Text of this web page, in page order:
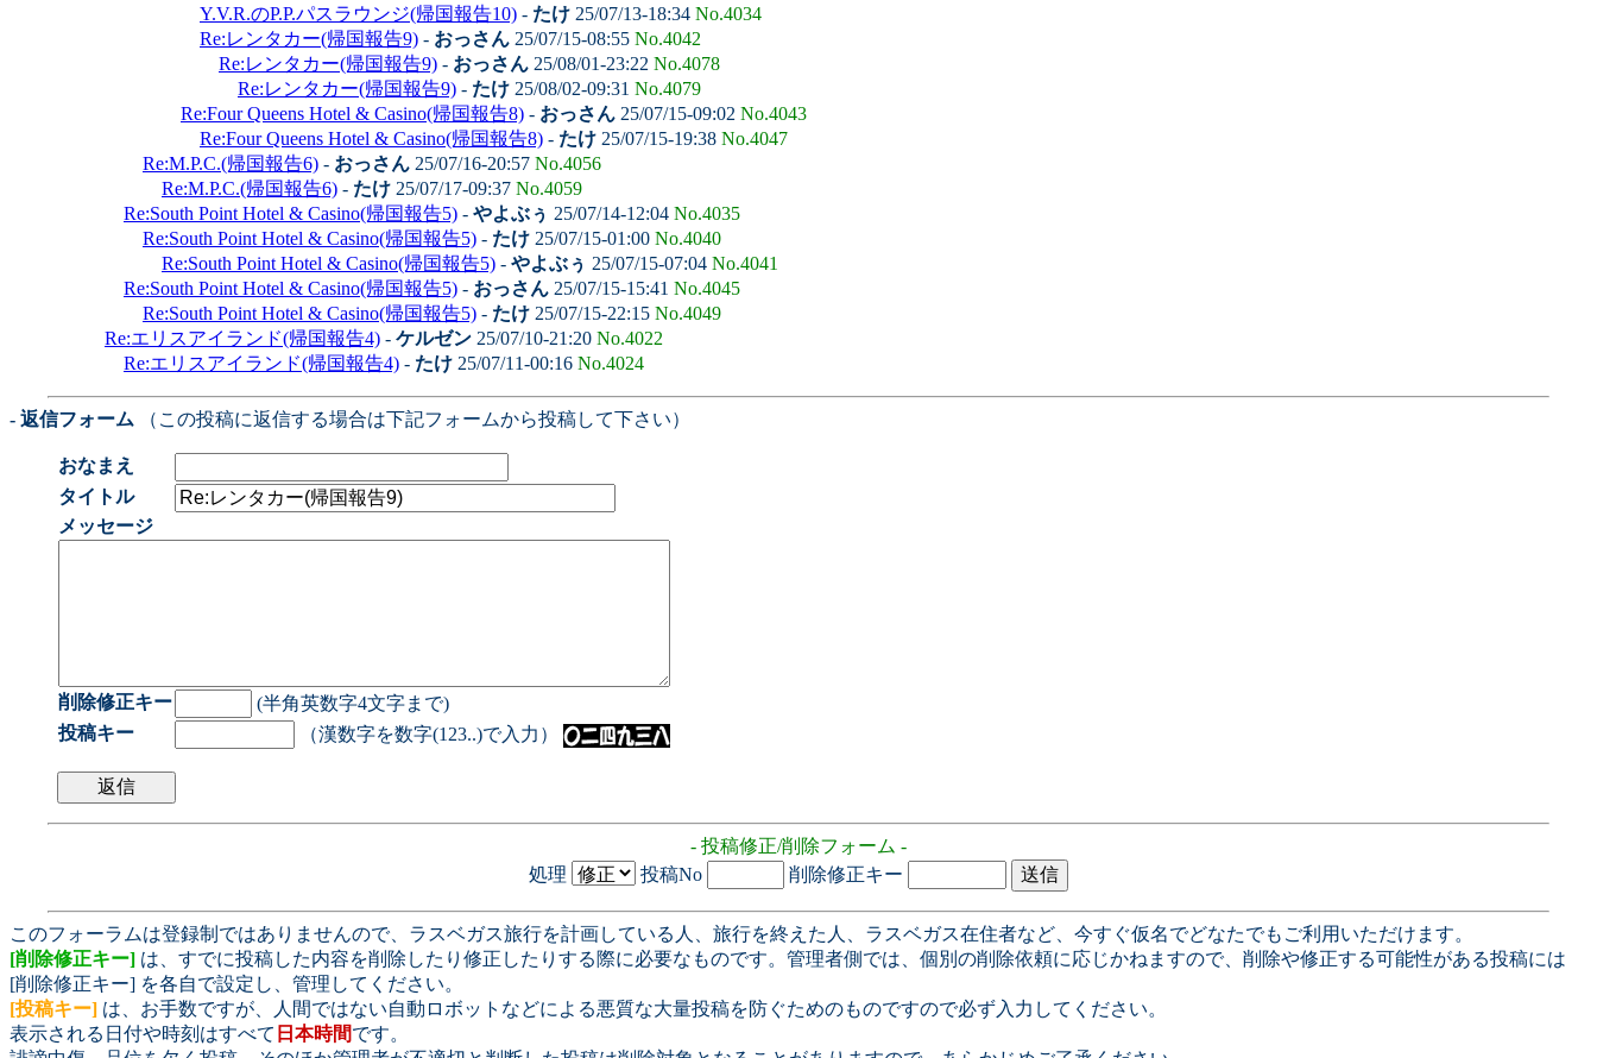
Y.V.R.のP.P.パスラウンジ(帰国報告10) - たけ 25/07/13-18:34 No.4034
Re:レンタカー(帰国報告9) - おっさん 25/07/15-08:55 No.4042
Re:レンタカー(帰国報告9) - おっさん 25/08/01-23:22 No.4078
Re:レンタカー(帰国報告9) - たけ 25/08/02-09:31 No.4079
Re:Four Queens Hotel & Casino(帰国報告8) - おっさん 25/07/15-09:02 No.4043
Re:Four Queens Hotel & Casino(帰国報告8) - たけ 25/07/15-19:38 No.4047
Re:M.P.C.(帰国報告6) - おっさん 25/07/16-20:57 No.4056
Re:M.P.C.(帰国報告6) - たけ 25/07/17-09:37 No.4059
Re:South Point Hotel & Casino(帰国報告5) - やよぶぅ 25/07/14-12:04 No.4035
Re:South Point Hotel & Casino(帰国報告5) - たけ 25/07/15-01:00 No.4040
Re:South Point Hotel & Casino(帰国報告5) - やよぶぅ 25/07/15-07:04 No.4041
Re:South Point Hotel & Casino(帰国報告5) - おっさん 25/07/15-15:41 No.4045
Re:South Point Hotel & Casino(帰国報告5) - たけ 25/07/15-22:15 No.4049
Re:エリスアイランド(帰国報告4) - ケルゼン 25/07/10-21:20 No.4022
Re:エリスアイランド(帰国報告4) - たけ 25/07/11-00:16 No.4024
- 返信フォーム （この投稿に返信する場合は下記フォームから投稿して下さい）
おなまえ
タイトル
メッセージ
削除修正キー
(半角英数字4文字まで)
投稿キー
（漢数字を数字(123..)で入力）
- 投稿修正/削除フォーム -
処理
投稿No 削除修正キー
このフォーラムは登録制ではありませんので、ラスベガス旅行を計画している人、旅行を終えた人、ラスベガス在住者など、今すぐ仮名でどなたでもご利用いただけます。
[削除修正キー] は、すでに投稿した内容を削除したり修正したりする際に必要なものです。管理者側では、個別の削除依頼に応じかねますので、削除や修正する可能性がある投稿には
[削除修正キー] を各自で設定し、管理してください。
[投稿キー] は、お手数ですが、人間ではない自動ロボットなどによる悪質な大量投稿を防ぐためのものですので必ず入力してください。
表示される日付や時刻はすべて 日本時間です。